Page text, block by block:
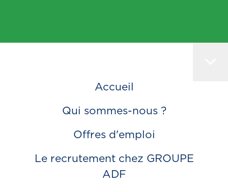
Accueil
Qui sommes-nous ?
Offres d'emploi
Le recrutement chez GROUPE
ADF